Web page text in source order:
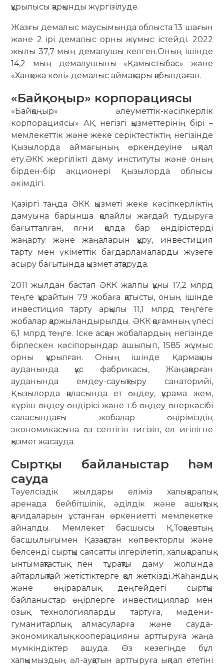
құрылысы қарқынды жүргізілуде.
Жазғы демалыс маусымында облыста 13 шағын
және 2 ірі демалыс орны жұмыс істейді. 2022
жылы 37,7 мың демалушы келген.Оның ішінде
14,2 мың демалушыны «Қамыстыбас» және
«Ханқожа көлі» демалыс аймақтары қабылдаған.
«Байқоңыр» корпорациясы
«Байқоңыр» әлеуметтік-кәсіпкерлік
корпорациясы» АҚ негізгі қызметтерінің бірі –
мемлекеттік және жеке серіктестіктің негізінде
Қызылорда аймағының өркендеуіне ықпал
ету.ӘКК жергілікті даму институты және оның
бірден-бір акционері Қызылорда облысы
әкімдігі.
Қазіргі таңда ӘКК қызметі жеке кәсіпкерліктің
дамуына барынша қолайлы жағдай тудыруға
бағытталған, яғни қолда бар өндірістерді
жаңарту және жаңаларын құру, инвестиция
тарту мен үкіметтік бағдарламаларды жүзеге
асыру бағытында қызмет атқаруда.
2011 жылдан бастап ӘКК жалпы құны 17,2 млрд
теңге құрайтын 79 жобаға қатысты, оның ішінде
инвестиция тарту арқылы 11,1 млрд теңгеге
жобалар қаржыландырылды. ӘКК қоғамның үлесі
6,1 млрд теңге. Іске асқан жобалардың негізінде
бірлескен кәсіпорындар ашылып, 1585 жұмыс
орны құрылған. Оның ішінде Қармақшы
ауданында құс фабрикасы, Жаңақорған
ауданында емдеу-сауықтыру санаторийі,
Қызылорда қаласында ет өңдеу, құрама жем,
күріш өңдеу өндірісі және т.б өңдеу өнеркәсібі
саласындағы жобалар өңіріміздің
экономикасына өз септігін тигізіп, ел игілігне
қызмет жасауда.
Сыртқы байланыстар һәм
сауда
Тәуелсіздік жылдары еліміз халықаралық
аренада бейбітшілік, әділдік және ашықтық
қағидаларын ұстанған өркениетті мемлекетке
айналды. Мемлекет басшысы Қ.Тоқаевтың
басшылығымен Қазақстан көпвекторлы және
белсенді сыртқы саясатты ілгерілетіп, халықаралық
ынтымақтастық пен тұрақты даму жолында
айтарлықтай жетістіктерге қол жеткізді.Жаһандық
және өңіраралық деңгейдегі сыртқы
байланыстар өңірлерге инвестициялар мен
озық технологияларды тартуға, мәдени-
гуманитарлық алмасуларға және сауда-
экономикалық кооперацияны арттыруға жаңа
мүмкіндіктер ашуда. Өз кезегіңде бұл
халқымыздың әл-ауқатын арттыруға ықпал ететіні